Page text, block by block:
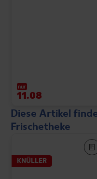
nur
11.08
Diese Artikel
Frischetheke
KNÜLLER